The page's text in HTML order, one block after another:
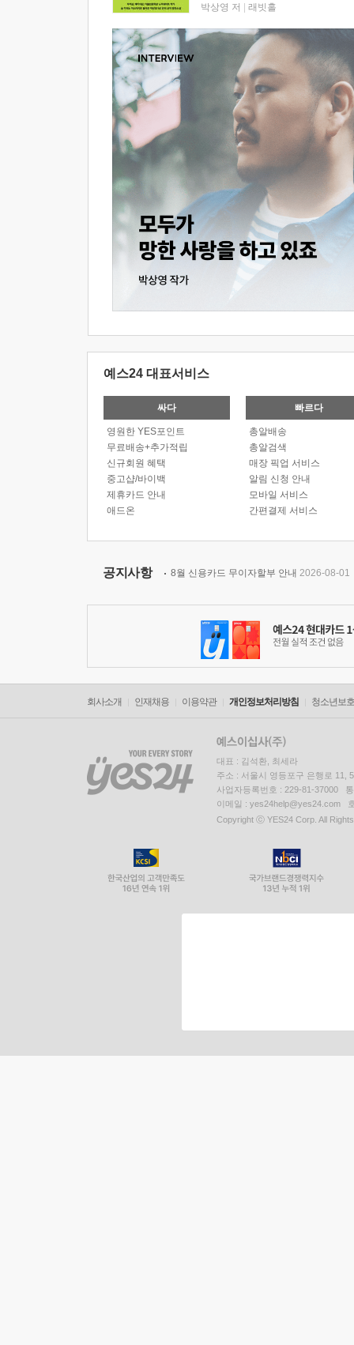
박상영 저 래빗홀
예스24 대표서비스
싸다
영원한 YES포인트
무료배송+추가적립
신규회원 혜택
중고샵/바이백
제휴카드 안내
애드온
빠르다
총알배송
총알검색
매장 픽업 서비스
알림 신청 안내
모바일 서비스
간편결제 서비스
공지사항 8월 신용카드 무이자할부 안내 2026-08-01
회사소개 인재채용 이용약관 개인정보처리방침 청소년보
대표 : 김석환, 최세라
주소 : 서울시 영등포구 은행로 11,
사업자등록번호 : 229-81-37000
이메일 : yes24help@yes24.com
Copyright ⓒ YES24 Corp. All